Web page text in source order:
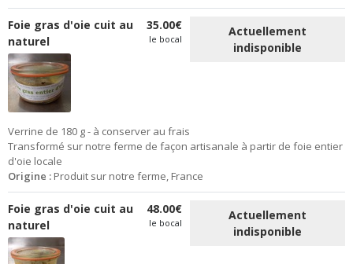
Foie gras d'oie cuit au
naturel
35.00€
le bocal
Actuellement
indisponible
Verrine de 180 g - à conserver au frais
Transformé sur notre ferme de façon artisanale à partir de foie entier
d'oie locale
Origine : Produit sur notre ferme, France
Foie gras d'oie cuit au
naturel
48.00€
le bocal
Actuellement
indisponible